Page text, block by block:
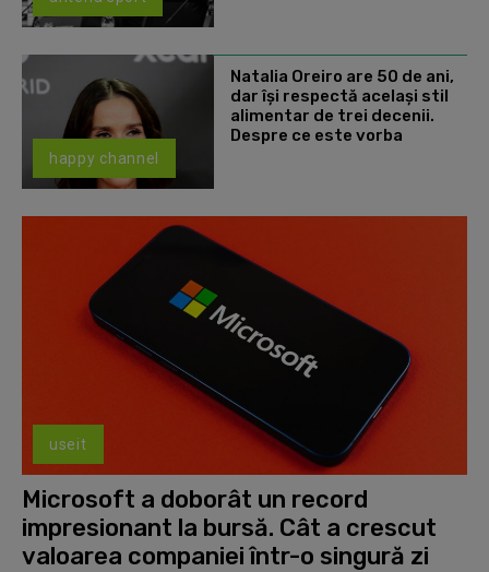
happy channel
Natalia Oreiro are 50 de ani,
dar își respectă același stil
alimentar de trei decenii.
Despre ce este vorba
useit
Microsoft a doborât un record
impresionant la bursă. Cât a crescut
valoarea companiei într-o singură zi